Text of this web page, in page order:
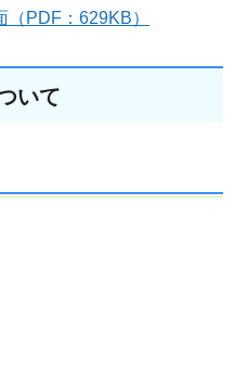
PDF：629KB）
いて